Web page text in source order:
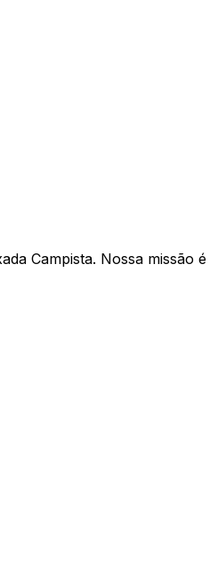
Campista. Nossa missão é